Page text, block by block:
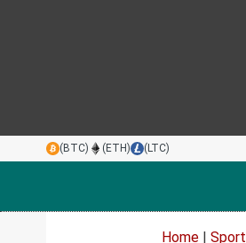
(BTC) (ETH) (LTC)
Home | Sport